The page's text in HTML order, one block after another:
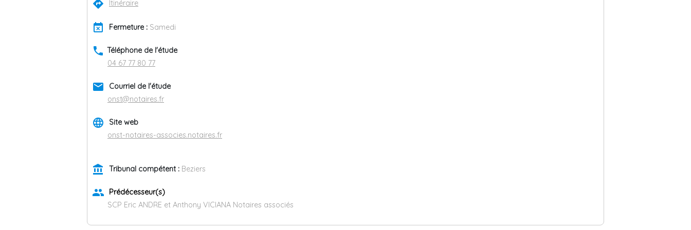
directions Itinéraire
event_busy Fermeture : Samedi
phone Téléphone de l'étude
04 67 77 80 77
email
Courriel de l'étude
onst@notaires.fr
language
Site web
onst-notaires-associes.notaires.fr
account_balance Tribunal compétent : Beziers
group
Prédécesseur(s)
SCP Eric ANDRE et Anthony VICIANA Notaires associés